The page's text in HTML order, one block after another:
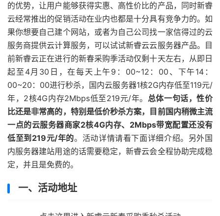
的优势，让用户能够获得实惠、高性价比的产品，同时新睿
云经常推出的促销活动在业内也都是十分具有竞争力的。如
果你想要自己建个网站，或者为自己公司找一家信得过的云
服务商提供云计算服务，可以试试新睿云云服务器产品。目
前新睿云正在进行的新春采购季活动仅剩十天左右，从即日
起至4月30日，在每天上午9：00~12：00、下午14：
00~20：00进行秒杀，国内云服务器1核2G内存低至119元/
年，2核4G内存2Mbps低至219元/年。 总体一句话，性价
比还是非常高的，特别是低价秒杀方案，目前国内稍微主流
一点的云服务器商家2核4G内存、2Mbps带宽配置还没有
低至到219元/年的。活动详情请看下面详细介绍。另外国
内服务器建站用途的话需要稳定，新睿云会全程协助完成稳
定，并且是免费的。
一、活动地址